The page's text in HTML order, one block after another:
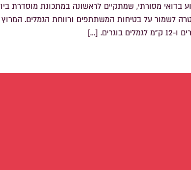
בדואי מסורתי, שמתקיים לראשונה במתכונת